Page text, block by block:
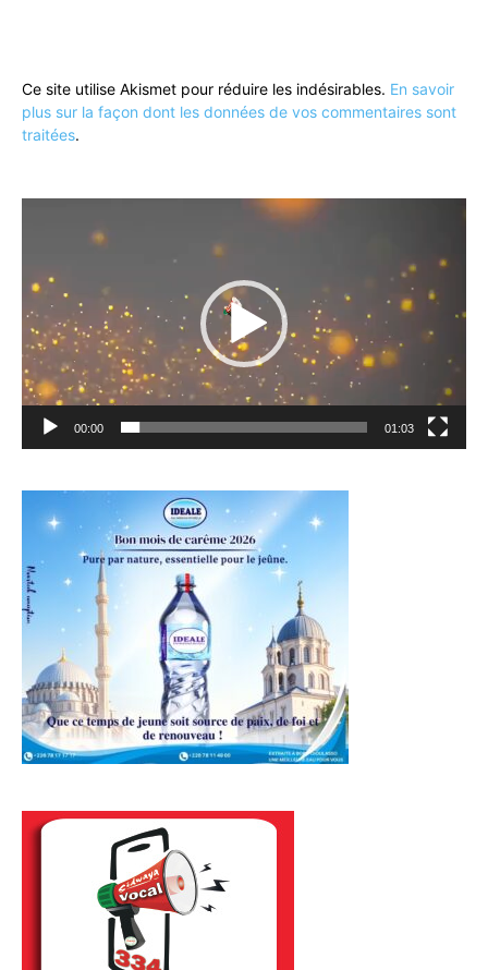
Ce site utilise Akismet pour réduire les indésirables. En savoir
plus sur la façon dont les données de vos commentaires sont
traitées.
00:00 01:03